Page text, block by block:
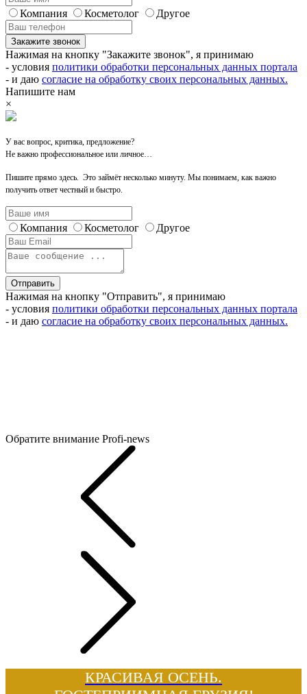
Компания Косметолог Другое
Закажите звонок
Нажимая на кнопку "Закажите звонок", я принимаю
- условия политики обработки персональных данных портала
- и даю согласие на обработку своих персональных данных.
Напишите нам
×
У вас вопрос, критика, предложение?
Не важно профессиональное или личное…
Пишите прямо здесь. Это займёт несколько минуту. Мы понимаем, как важно
получить ответ честный и быстро.
Компания Косметолог Другое
Отправить
Нажимая на кнопку "Отправить", я принимаю
- условия политики обработки персональных данных портала
- и даю согласие на обработку своих персональных данных.
Обратите внимание Profi-news
КРАСИВАЯ ОСЕНЬ.